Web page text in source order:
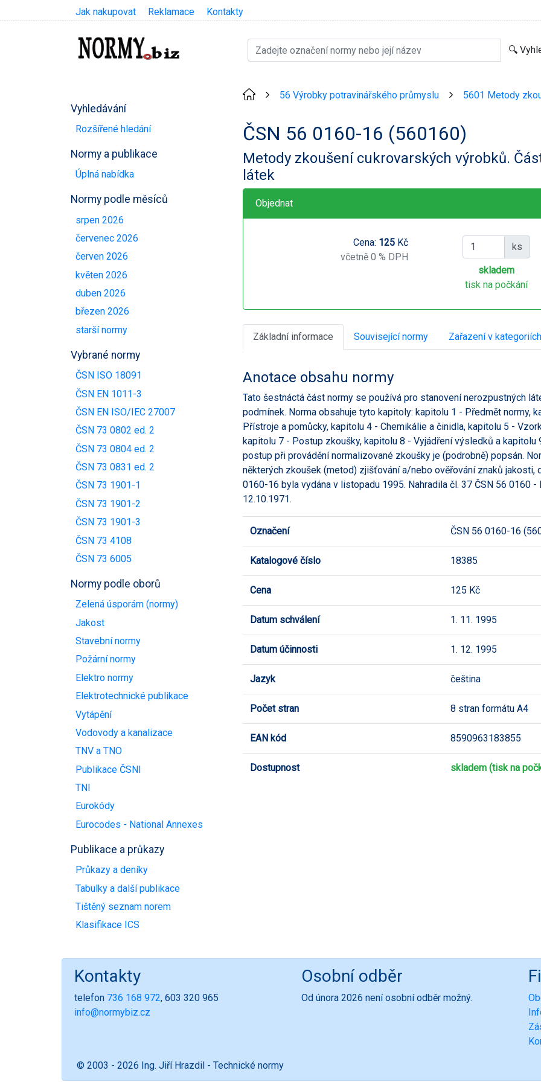
Jak nakupovat Reklamace Kontakty
Vyhledávání
Rozšířené hledání
Normy a publikace
Úplná nabídka
Normy podle měsíců
srpen 2026
červenec 2026
červen 2026
květen 2026
duben 2026
březen 2026
starší normy
Vybrané normy
ČSN ISO 18091
ČSN EN 1011-3
ČSN EN ISO/IEC 27007
ČSN 73 0802 ed. 2
ČSN 73 0804 ed. 2
ČSN 73 0831 ed. 2
ČSN 73 1901-1
ČSN 73 1901-2
ČSN 73 1901-3
ČSN 73 4108
ČSN 73 6005
Normy podle oborů
Zelená úsporám (normy)
Jakost
Stavební normy
Požární normy
Elektro normy
Elektrotechnické publikace
Vytápění
Vodovody a kanalizace
TNV a TNO
Publikace ČSNI
TNI
Eurokódy
Eurocodes - National Annexes
Publikace a průkazy
Průkazy a deníky
Tabulky a další publikace
Tištěný seznam norem
Klasifikace ICS
56 Výrobky potravinářského průmyslu 5601 Metody
ČSN 56 0160-16 (560160)
Metody zkoušení cukrovarských výrobků.
látek
Objednat
Cena: 125Kč
včetně 0 % DPH
ks
skladem
tisk na počkání
Základní informace Související normy Zařazení v kategoriích
Anotace obsahu normy
Tato šestnáctá část normy se používá pro stanovení nerozpustných
podmínek. Norma obsahuje tyto kapitoly: kapitolu 1 - Předmět normy,
Přístroje a pomůcky, kapitolu 4 - Chemikálie a činidla, kapitolu 5 -
kapitolu 7 - Postup zkoušky, kapitolu 8 - Vyjádření výsledků a
postup při provádění normalizované zkoušky je (podrobně) popsán.
některých zkoušek (metod) zjišťování a/nebo ověřování znaků jakosti,
0160-16 byla vydána v listopadu 1995. Nahradila čl. 37 ČSN 56 0160
12.10.1971.
Označení ČSN 56 0160-16
Katalogové číslo 18385
Cena 125 Kč
Datum schválení 1. 11. 1995
Datum účinnosti 1. 12. 1995
Jazyk čeština
Počet stran 8 stran formátu A4
EAN kód 8590963183855
Dostupnost skladem (tisk na
Kontakty
telefon 736 168 972, 603 320 965
info@normybiz.cz
Osobní odběr
Od února 2026 není osobní odběr možný.
© 2003 - 2026 Ing. Jiří Hrazdil - Technické normy